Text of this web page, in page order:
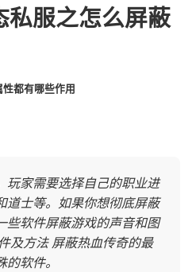
私服之怎么屏蔽
都有哪些作用
玩家需要选择自己的职业进
道士等。如果你想彻底屏蔽
些软件屏蔽游戏的声音和图
及方法 屏蔽热血传奇的最
软件。